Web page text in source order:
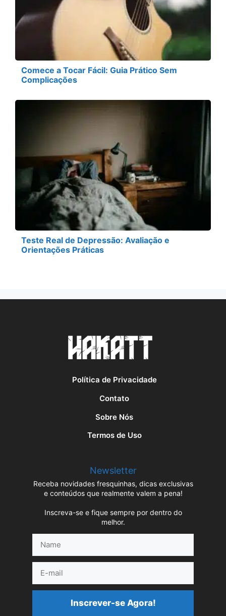
Comece a Tocar Fácil: Guia Prático Sem
Complicações
Teste Real de Depressão: Avaliação e
Orientações Práticas
Política de Privacidade
Contato
Sobre Nós
Termos de Uso
Newsletter
Receba novidades fresquinhas, dicas exclusivas
e conteúdos que realmente valem a pena!
Inscreva-se e fique sempre por dentro do
melhor.
mail
Inscrever-se Agora!